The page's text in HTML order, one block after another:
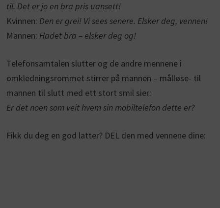
til. Det er jo en bra pris uansett!
Kvinnen: Den er grei! Vi sees senere. Elsker deg, vennen!
Mannen: Hadet bra – elsker deg og!
Telefonsamtalen slutter og de andre mennene i
omkledningsrommet stirrer på mannen – målløse- til
mannen til slutt med ett stort smil sier:
Er det noen som veit hvem sin mobiltelefon dette er?
Fikk du deg en god latter? DEL den med vennene dine: